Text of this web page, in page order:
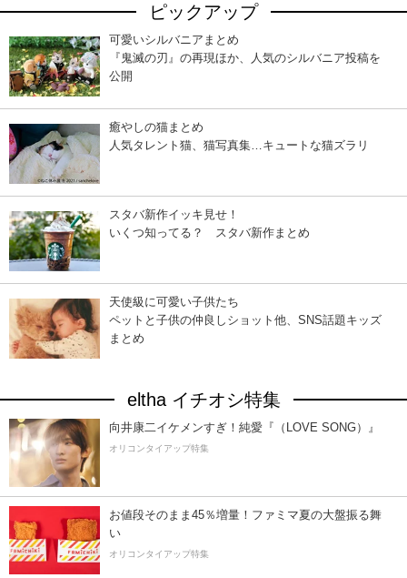
ピックアップ
可愛いシルバニアまとめ
『鬼滅の刃』の再現ほか、人気のシルバニア投稿を
公開
癒やしの猫まとめ
人気タレント猫、猫写真集…キュートな猫ズラリ
スタバ新作イッキ見せ！
いくつ知ってる？ スタバ新作まとめ
天使級に可愛い子供たち
ペットと子供の仲良しショット他、SNS話題キッズ
まとめ
eltha イチオシ特集
向井康二イケメンすぎ！純愛『（LOVE SONG）』
オリコンタイアップ特集
お値段そのまま45％増量！ファミマ夏の大盤振る舞
い
オリコンタイアップ特集